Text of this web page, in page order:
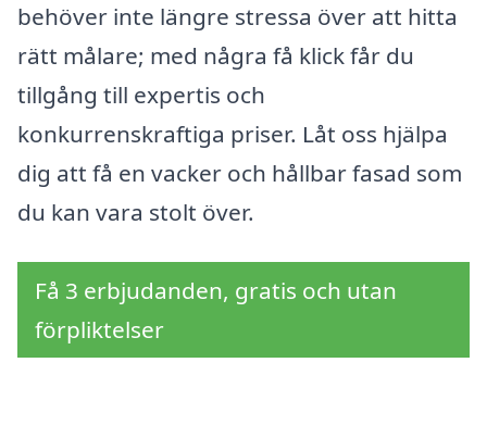
behöver inte längre stressa över att hitta
rätt målare; med några få klick får du
tillgång till expertis och
konkurrenskraftiga priser. Låt oss hjälpa
dig att få en vacker och hållbar fasad som
du kan vara stolt över.
Få 3 erbjudanden, gratis och utan
förpliktelser